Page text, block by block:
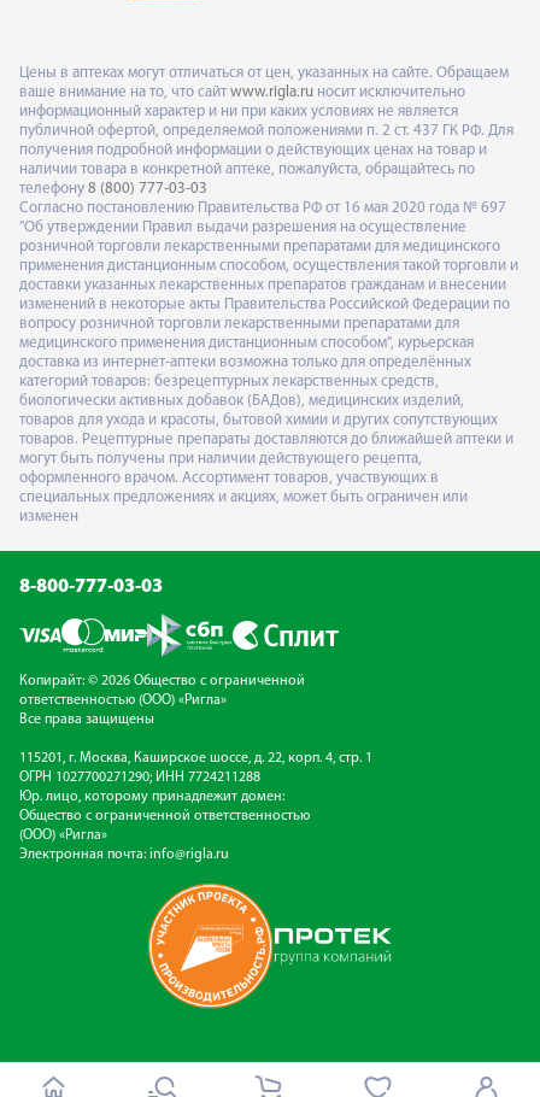
Цены в аптеках могут отличаться от цен, указанных на сайте. Обращаем
ваше внимание на то, что сайт www.rigla.ru носит исключительно
информационный характер и ни при каких условиях не является
публичной офертой, определяемой положениями п. 2 ст. 437 ГК РФ. Для
получения подробной информации о действующих ценах на товар и
наличии товара в конкретной аптеке, пожалуйста, обращайтесь по
телефону 8 (800) 777-03-03
Согласно постановлению Правительства РФ от 16 мая 2020 года № 697
"Об утверждении Правил выдачи разрешения на осуществление
розничной торговли лекарственными препаратами для медицинского
применения дистанционным способом, осуществления такой торговли и
доставки указанных лекарственных препаратов гражданам и внесении
изменений в некоторые акты Правительства Российской Федерации по
вопросу розничной торговли лекарственными препаратами для
медицинского применения дистанционным способом", курьерская
доставка из интернет-аптеки возможна только для определённых
категорий товаров: безрецептурных лекарственных средств,
биологически активных добавок (БАДов), медицинских изделий,
товаров для ухода и красоты, бытовой химии и других сопутствующих
товаров. Рецептурные препараты доставляются до ближайшей аптеки и
могут быть получены при наличии действующего рецепта,
оформленного врачом. Ассортимент товаров, участвующих в
специальных предложениях и акциях, может быть ограничен или
изменен
8-800-777-03-03
Копирайт: © 2026 Общество с ограниченной
ответственностью (ООО) «Ригла»
Все права защищены
115201, г. Москва, Каширское шоссе, д. 22, корп. 4, стр. 1
ОГРН 1027700271290; ИНН 7724211288
Юр. лицо, которому принадлежит домен:
Общество с ограниченной ответственностью
(ООО) «Ригла»
Электронная почта: info@rigla.ru